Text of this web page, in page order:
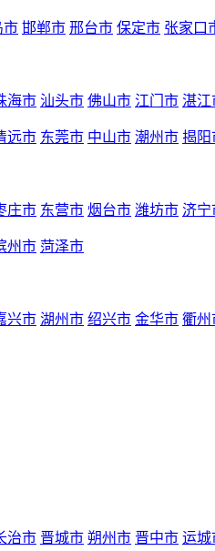
市 邯郸市 邢台市 保定市 张家口
海市 汕头市 佛山市 江门市 湛江
远市 东莞市 中山市 潮州市 揭阳
庄市 东营市 烟台市 潍坊市 济宁
州市 菏泽市
兴市 湖州市 绍兴市 金华市 衢州
治市 晋城市 朔州市 晋中市 运城